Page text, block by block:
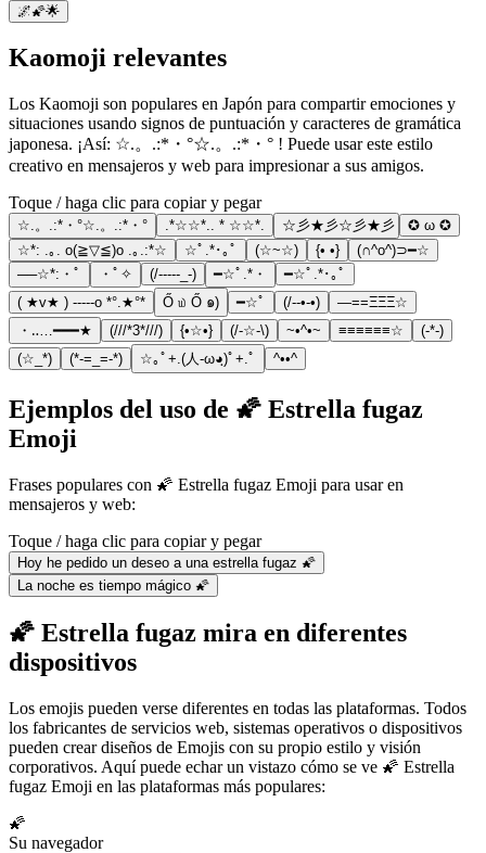
🌌🌠🌟
Kaomoji relevantes
Los Kaomoji son populares en Japón para compartir emociones y
situaciones usando signos de puntuación y caracteres de gramática
japonesa. ¡Así: ☆.。.:*・°☆.。.:*・° ! Puede usar este estilo
creativo en mensajeros y web para impresionar a sus amigos.
Toque / haga clic para copiar y pegar
☆.。.:*・°☆.。.:*・° .*☆☆*.. * ☆☆*. ☆彡★彡☆彡★彡
✪ ω ✪
☆*: .｡. o(≧▽≦)o .｡.:*☆
☆ﾟ.*･｡ﾟ (☆~☆) {• •}
(∩^o^)⊃━☆
──☆*:・ﾟ
・ﾟ✧ (/-----_-) ━☆ﾟ.*・
━☆ﾟ.*･｡ﾟ
( ★v★ ) -----o *°.★°*
Ő ௰ Ő ๑) ━☆ﾟ (/--•-•)
—==ΞΞΞ☆
・‥…━━━★
(///*3*///) {•☆•} (/-☆-\) ~•^•~ ≡≡≡≡≡≡☆
(-*-)
(☆_*)
(*-=_=-*) ☆｡ﾟ+.(人-ω◕ฺ)ﾟ+.ﾟ ^••^
Ejemplos del uso de 🌠 Estrella fugaz
Emoji
Frases populares con 🌠 Estrella fugaz Emoji para usar en
mensajeros y web:
Toque / haga clic para copiar y pegar
Hoy he pedido un deseo a una estrella fugaz 🌠
La noche es tiempo mágico 🌠
🌠 Estrella fugaz mira en diferentes
dispositivos
Los emojis pueden verse diferentes en todas las plataformas. Todos
los fabricantes de servicios web, sistemas operativos o dispositivos
pueden crear diseños de Emojis con su propio estilo y visión
corporativos. Aquí puede echar un vistazo cómo se ve 🌠 Estrella
fugaz Emoji en las plataformas más populares:
🌠
Su navegador